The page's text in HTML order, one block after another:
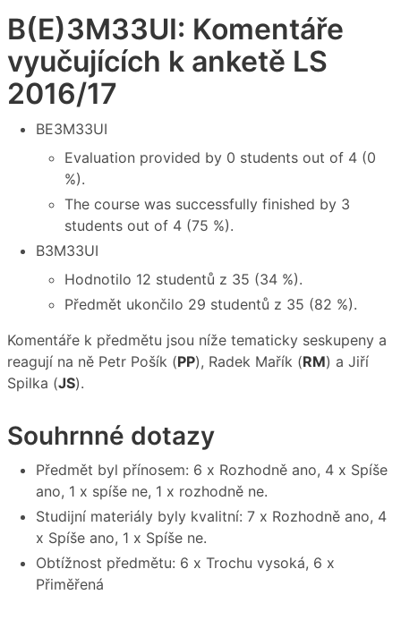
B(E)3M33UI: Komentáře
vyučujících k anketě LS
2016/17
BE3M33UI
Evaluation provided by 0 students out of 4 (0
%).
The course was successfully finished by 3
students out of 4 (75 %).
B3M33UI
Hodnotilo 12 studentů z 35 (34 %).
Předmět ukončilo 29 studentů z 35 (82 %).
Komentáře k předmětu jsou níže tematicky seskupeny a
reagují na ně Petr Pošík (PP), Radek Mařík (RM) a Jiří
Spilka (JS).
Souhrnné dotazy
Předmět byl přínosem: 6 x Rozhodně ano, 4 x Spíše
ano, 1 x spíše ne, 1 x rozhodně ne.
Studijní materiály byly kvalitní: 7 x Rozhodně ano, 4
x Spíše ano, 1 x Spíše ne.
Obtížnost předmětu: 6 x Trochu vysoká, 6 x
Přiměřená